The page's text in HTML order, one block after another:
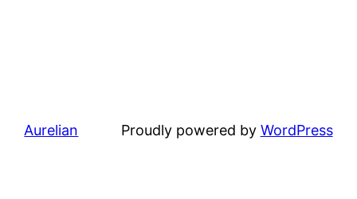
Aurelian Proudly powered by WordPress